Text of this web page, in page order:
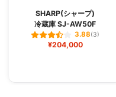
SHARP(シャープ)
冷蔵庫 SJ-AW50F
3.88(3)
¥204,000